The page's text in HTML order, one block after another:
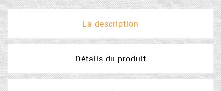
La description
Détails du produit